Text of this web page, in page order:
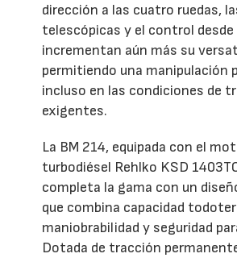
dirección a las cuatro ruedas,
telescópicas y el control desde
incrementan aún más su
permitiendo una manipulación
incluso en las condiciones de
exigentes.
La BM 214, equipada con el
turbodiésel Rehlko KSD
completa la gama con un
que combina capacidad
maniobrabilidad y seguridad
Dotada de tracción